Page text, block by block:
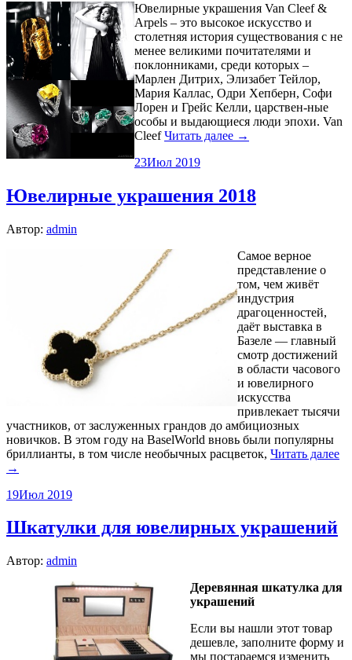
Ювелирные украшения Van Cleef &
Arpels – это высокое искусство и
столетняя история существования с не
менее великими почитателями и
поклонниками, среди которых –
Марлен Дитрих, Элизабет Тейлор,
Мария Каллас, Одри Хепберн, Софи
Лорен и Грейс Келли, царствен-ные
особы и выдающиеся люди эпохи. Van
CleefЧитать далее →
23Июл 2019
Ювелирные украшения 2018
Автор: admin
Самое верное
представление о
том, чем живёт
индустрия
драгоценностей,
даёт выставка в
Базеле — главный
смотр достижений
в области часового
и ювелирного
искусства
привлекает тысячи
участников, от заслуженных грандов до амбициозных
новичков. В этом году на BaselWorld вновь были популярны
бриллианты, в том числе необычных расцветок, Читать далее
→
19Июл 2019
Шкатулки для ювелирных украшений
Автор: admin
Деревянная шкатулка для
украшений
Если вы нашли этот товар
дешевле, заполните форму и
мы постараемся изменить